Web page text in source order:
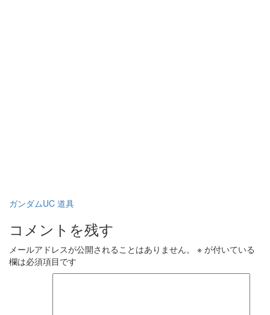
ガンダムUC 道具
コメントを残す
メールアドレスが公開されることはありません。 ※ が付いている
欄は必須項目です